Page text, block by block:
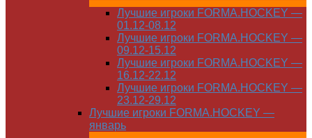
Лучшие игроки FORMA.HOCKEY —
01.12-08.12
Лучшие игроки FORMA.HOCKEY —
09.12-15.12
Лучшие игроки FORMA.HOCKEY —
16.12-22.12
Лучшие игроки FORMA.HOCKEY —
23.12-29.12
Лучшие игроки FORMA.HOCKEY —
январь